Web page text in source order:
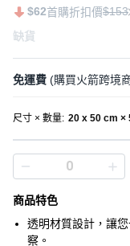
$62首購折扣價$153
缺貨
免運費 (購買火箭跨境
尺寸 × 數量: 20 x 50 cm ×
商品特色
透明材質設計，讓
察。